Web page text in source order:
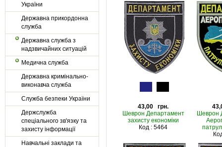
України
Державна прикордонна
служба
Державна служба з
надзвичайних ситуацій
Медична служба
Державна кримінально-
виконавча служба
Служба безпеки України
Держслужба
спеціального зв'язку та
захисту інформації
Навчальні заклади та
43,00 грн.
Шеврон Департамент
захисту економіки
Код : 5464
Шеврон